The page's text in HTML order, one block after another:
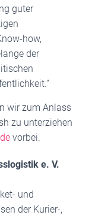
guter
how,
der
wir zum Anlass
zu unterziehen
vorbei.
e. V.
und
der Kurier-,